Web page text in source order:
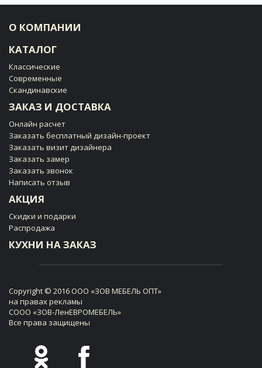
О КОМПАНИИ
КАТАЛОГ
Классические
Современные
Скандинавские
ЗАКАЗ И ДОСТАВКА
Онлайн расчет
Заказать бесплатный дизайн-проект
Заказать визит дизайнера
Заказать замер
Заказать звонок
Написать отзыв
АКЦИЯ
Скидки и подарки
Распродажа
КУХНИ НА ЗАКАЗ
Copyright © 2016 ООО «ЗОВ МЕБЕЛЬ ОПТ»
на правах рекламы
СООО «ЗОВ-ЛенЕВРОМЕБЕЛЬ»
Все права защищены